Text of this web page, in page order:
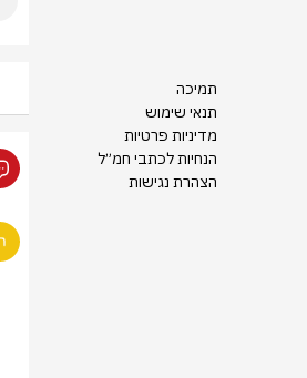
תמיכה
תנאי שימוש
מדיניות פרטיות
הנחיות לכתבי חמ״ל
הצהרת נגישות